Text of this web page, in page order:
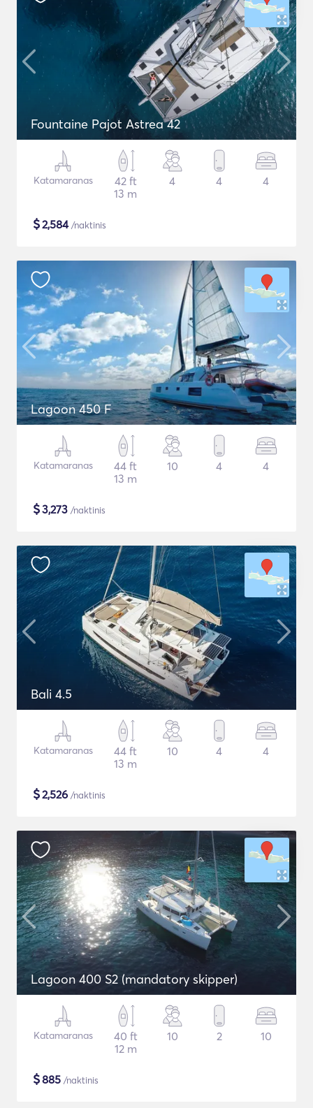
Fountaine Pajot Astrea 42
Katamaranas
42 ft
13 m
4 4 4
$2,584/naktinis
Lagoon 450 F
Katamaranas
44 ft
13 m
10 4 4
$3,273 /naktinis
Bali 4.5
Katamaranas
44 ft
13 m
10 4 4
$2,526 /naktinis
Lagoon 400 S2 (mandatory skipper)
Katamaranas
40 ft
12 m
10 2 10
$885 /naktinis